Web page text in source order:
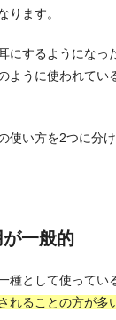
ります。
にするようになっ
ように使われてい
使い方を2つに分け
一般的
種として使ってい
れることの方が多